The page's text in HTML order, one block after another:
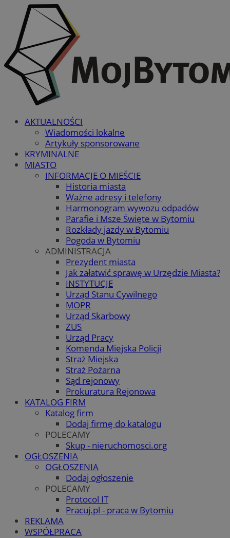
AKTUALNOŚCI
Wiadomości lokalne
Artykuły sponsorowane
KRYMINALNE
MIASTO
INFORMACJE O MIEŚCIE
Historia miasta
Ważne adresy i telefony
Harmonogram wywozu odpadów
Parafie i Msze Święte w Bytomiu
Rozkłady jazdy w Bytomiu
Pogoda w Bytomiu
ADMINISTRACJA
Prezydent miasta
Jak załatwić sprawę w Urzędzie Miasta?
INSTYTUCJE
Urząd Stanu Cywilnego
MOPR
Urząd Skarbowy
ZUS
Urząd Pracy
Komenda Miejska Policji
Straż Miejska
Straż Pożarna
Sąd rejonowy
Prokuratura Rejonowa
KATALOG FIRM
Katalog firm
Dodaj firmę do katalogu
POLECAMY
Skup - nieruchomosci.org
OGŁOSZENIA
OGŁOSZENIA
Dodaj ogłoszenie
POLECAMY
Protocol IT
Pracuj.pl - praca w Bytomiu
REKLAMA
WSPÓŁPRACA